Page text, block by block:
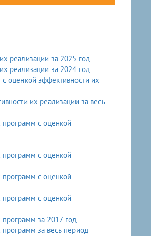
реализации за 2025 год
реализации за 2024 год
оценкой эффективности их
их реализации за весь
с оценкой
с оценкой
с оценкой
с оценкой
за 2017 год
за весь период